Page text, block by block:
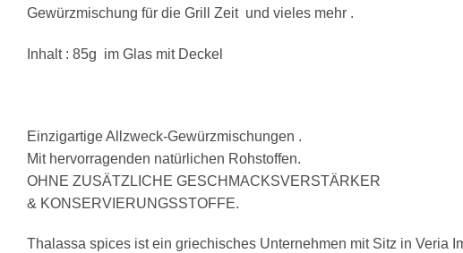
Gewürzmischung für die Grill Zeit und vieles mehr .
Inhalt : 85g im Glas mit Deckel
Einzigartige Allzweck-Gewürzmischungen .
Mit hervorragenden natürlichen Rohstoffen.
OHNE ZUSÄTZLICHE GESCHMACKSVERSTÄRKER
& KONSERVIERUNGSSTOFFE.
Thalassa spices ist ein griechisches Unternehmen mit Sitz in Veria